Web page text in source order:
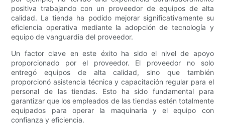
positiva trabajando con un proveedor de equipos de alta
calidad. La tienda ha podido mejorar significativamente su
eficiencia operativa mediante la adopción de tecnología y
equipo de vanguardia del proveedor.
Un factor clave en este éxito ha sido el nivel de apoyo
proporcionado por el proveedor. El proveedor no solo
entregó equipos de alta calidad, sino que también
proporcionó asistencia técnica y capacitación regular para el
personal de las tiendas. Esto ha sido fundamental para
garantizar que los empleados de las tiendas estén totalmente
equipados para operar la maquinaria y el equipo con
confianza y eficiencia.